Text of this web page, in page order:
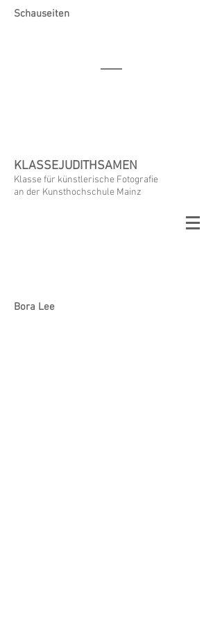
Schauseiten
KLASSEJUDITHSAMEN
Klasse für künstlerische Fotografie
an der Kunsthochschule Mainz
Bora Lee